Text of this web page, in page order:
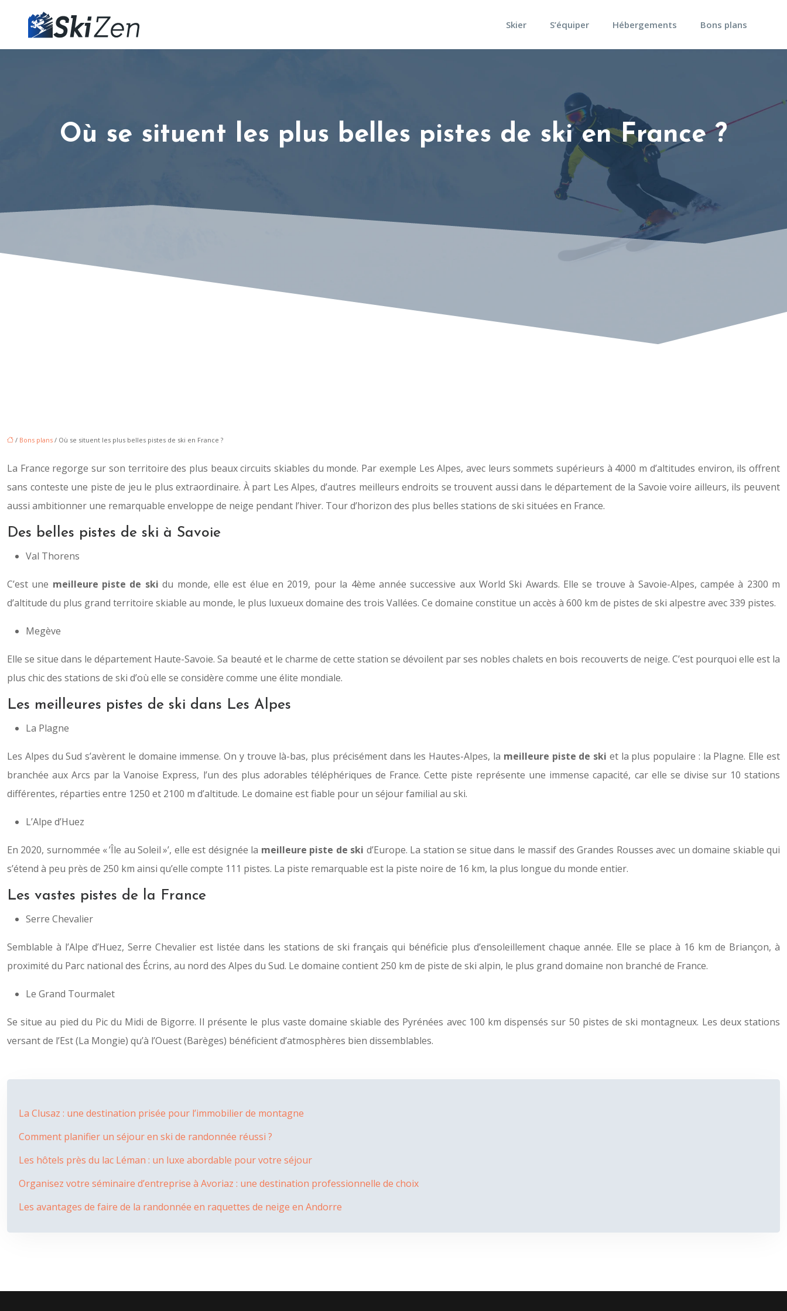
Skier S’équiper Hébergements Bons plans
Où se situent les plus belles pistes de ski en France ?
/ Bons plans / Où se situent les plus belles pistes de ski en France ?
La France regorge sur son territoire des plus beaux circuits skiables du monde. Par exemple Les Alpes, avec leurs sommets supérieurs à 4000 m d’altitudes environ, ils offrent
sans conteste une piste de jeu le plus extraordinaire. À part Les Alpes, d’autres meilleurs endroits se trouvent aussi dans le département de la Savoie voire ailleurs, ils peuvent
aussi ambitionner une remarquable enveloppe de neige pendant l’hiver. Tour d’horizon des plus belles stations de ski situées en France.
Des belles pistes de ski à Savoie
Val Thorens
C’est une meilleure piste de ski du monde, elle est élue en 2019, pour la 4ème année successive aux World Ski Awards. Elle se trouve à Savoie-Alpes, campée à 2300 m
d’altitude du plus grand territoire skiable au monde, le plus luxueux domaine des trois Vallées. Ce domaine constitue un accès à 600 km de pistes de ski alpestre avec 339 pistes.
Megève
Elle se situe dans le département Haute-Savoie. Sa beauté et le charme de cette station se dévoilent par ses nobles chalets en bois recouverts de neige. C’est pourquoi elle est la
plus chic des stations de ski d’où elle se considère comme une élite mondiale.
Les meilleures pistes de ski dans Les Alpes
La Plagne
Les Alpes du Sud s’avèrent le domaine immense. On y trouve là-bas, plus précisément dans les Hautes-Alpes, la meilleure piste de ski et la plus populaire : la Plagne. Elle est
branchée aux Arcs par la Vanoise Express, l’un des plus adorables téléphériques de France. Cette piste représente une immense capacité, car elle se divise sur 10 stations
différentes, réparties entre 1250 et 2100 m d’altitude. Le domaine est fiable pour un séjour familial au ski.
L’Alpe d’Huez
En 2020, surnommée « ’Île au Soleil »’, elle est désignée la meilleure piste de ski d’Europe. La station se situe dans le massif des Grandes Rousses avec un domaine skiable qui
s’étend à peu près de 250 km ainsi qu’elle compte 111 pistes. La piste remarquable est la piste noire de 16 km, la plus longue du monde entier.
Les vastes pistes de la France
Serre Chevalier
Semblable à l’Alpe d’Huez, Serre Chevalier est listée dans les stations de ski français qui bénéficie plus d’ensoleillement chaque année. Elle se place à 16 km de Briançon, à
proximité du Parc national des Écrins, au nord des Alpes du Sud. Le domaine contient 250 km de piste de ski alpin, le plus grand domaine non branché de France.
Le Grand Tourmalet
Se situe au pied du Pic du Midi de Bigorre. Il présente le plus vaste domaine skiable des Pyrénées avec 100 km dispensés sur 50 pistes de ski montagneux. Les deux stations
versant de l’Est (La Mongie) qu’à l’Ouest (Barèges) bénéficient d’atmosphères bien dissemblables.
La Clusaz : une destination prisée pour l’immobilier de montagne
Comment planifier un séjour en ski de randonnée réussi ?
Les hôtels près du lac Léman : un luxe abordable pour votre séjour
Organisez votre séminaire d’entreprise à Avoriaz : une destination professionnelle de choix
Les avantages de faire de la randonnée en raquettes de neige en Andorre